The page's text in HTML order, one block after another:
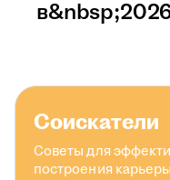
Соискатели
Советы для
построения карьеры